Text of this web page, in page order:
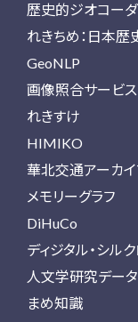
歴史的ジオコー
れきちめ：日本
GeoNLP
画像照合サービス
れきすけ
HIMIKO
華北交通アーカ
メモリーグラフ
DiHuCo
ディジタル・シル
人文学研究データ
まめ知識